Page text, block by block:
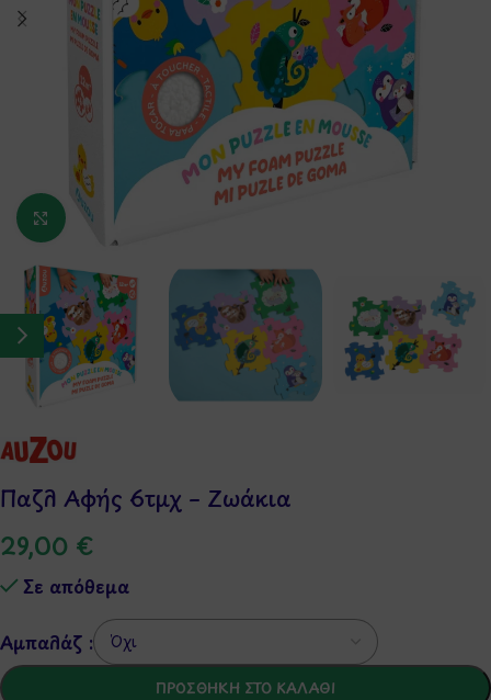
Κάντε κλικ για μεγέθυνση
Παζλ Αφής 6τμχ – Ζωάκια
29,00 €
Σε απόθεμα
Αμπαλάζ :
ΠΡΟΣΘΉΚΗ ΣΤΟ ΚΑΛΆΘΙ